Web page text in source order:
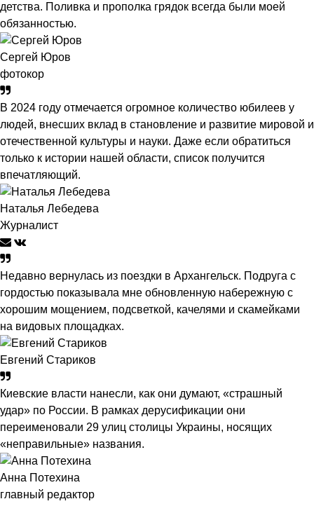
детства. Поливка и прополка грядок всегда были моей
обязанностью.
Сергей Юров
фотокор
В 2024 году отмечается огромное количество юбилеев у
людей, внесших вклад в становление и развитие мировой и
отечественной культуры и науки. Даже если обратиться
только к истории нашей области, список получится
впечатляющий.
Наталья Лебедева
Журналист
Недавно вернулась из поездки в Архангельск. Подруга с
гордостью показывала мне обновленную набережную с
хорошим мощением, подсветкой, качелями и скамейками
на видовых площадках.
Евгений Стариков
Киевские власти нанесли, как они думают, «страшный
удар» по России. В рамках дерусификации они
переименовали 29 улиц столицы Украины, носящих
«неправильные» названия.
Анна Потехина
главный редактор